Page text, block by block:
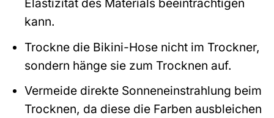
Elastizität des Materials beeinträchtigen
kann.
Trockne die Bikini-Hose nicht im Trockner,
sondern hänge sie zum Trocknen auf.
Vermeide direkte Sonneneinstrahlung beim
Trocknen, da diese die Farben ausbleichen